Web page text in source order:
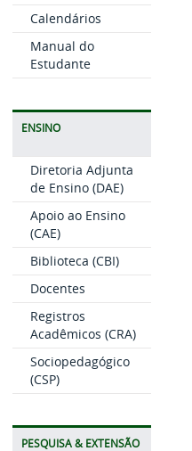
Calendários
Manual do
Estudante
ENSINO
Diretoria Adjunta
de Ensino (DAE)
Apoio ao Ensino
(CAE)
Biblioteca (CBI)
Docentes
Registros
Acadêmicos (CRA)
Sociopedagógico
(CSP)
PESQUISA & EXTENSÃO